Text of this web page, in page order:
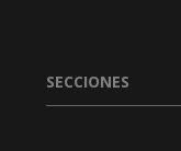
SECCIONES